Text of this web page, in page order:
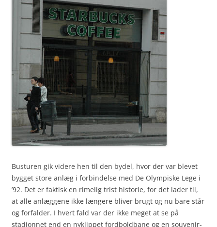
Busturen gik videre hen til den bydel, hvor der var blevet
bygget store anlæg i forbindelse med De Olympiske Lege i
’92. Det er faktisk en rimelig trist historie, for det lader til,
at alle anlæggene ikke længere bliver brugt og nu bare står
og forfalder. I hvert fald var der ikke meget at se på
stadionnet end en nyklippet fordboldbane og en souvenir-